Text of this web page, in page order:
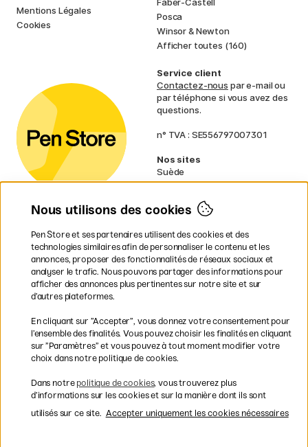
Mentions Légales
Cookies
Posca
Winsor & Newton
Afficher toutes (160)
Service client
Contactez-nous par e-mail ou
par téléphone si vous avez des
questions.
n° TVA : SE556797007301
Nos sites
Suède
Norvège
Finlande
Irlande
Pays-Bas
Royaume-Uni
UE
volumineux.
Les modes de paiement
Nous utilisons des cookies
Pen Store et ses partenaires utilisent des cookies et des
technologies similaires afin de personnaliser le contenu et les
annonces, proposer des fonctionnalités de réseaux sociaux et
analyser le trafic. Nous pouvons partager des informations pour
afficher des annonces plus pertinentes sur notre site et sur
d’autres plateformes.
En cliquant sur ”Accepter”, vous donnez votre consentement pour
l’ensemble des finalités. Vous pouvez choisir les finalités en cliquant
sur ”Paramètres” et vous pouvez à tout moment modifier votre
choix dans notre politique de cookies.
Dans notre politique de cookies, vous trouverez plus
d’informations sur les cookies et sur la manière dont ils sont
utilisés sur ce site. Accepter uniquement les cookies nécessaires